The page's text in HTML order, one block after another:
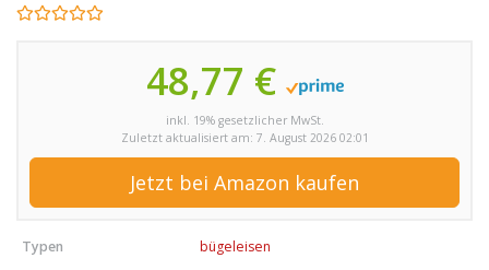
48,77 €
inkl. 19% gesetzlicher MwSt.
Zuletzt aktualisiert am: 7. August 2026 02:01
Jetzt bei Amazon kaufen
Typen bügeleisen